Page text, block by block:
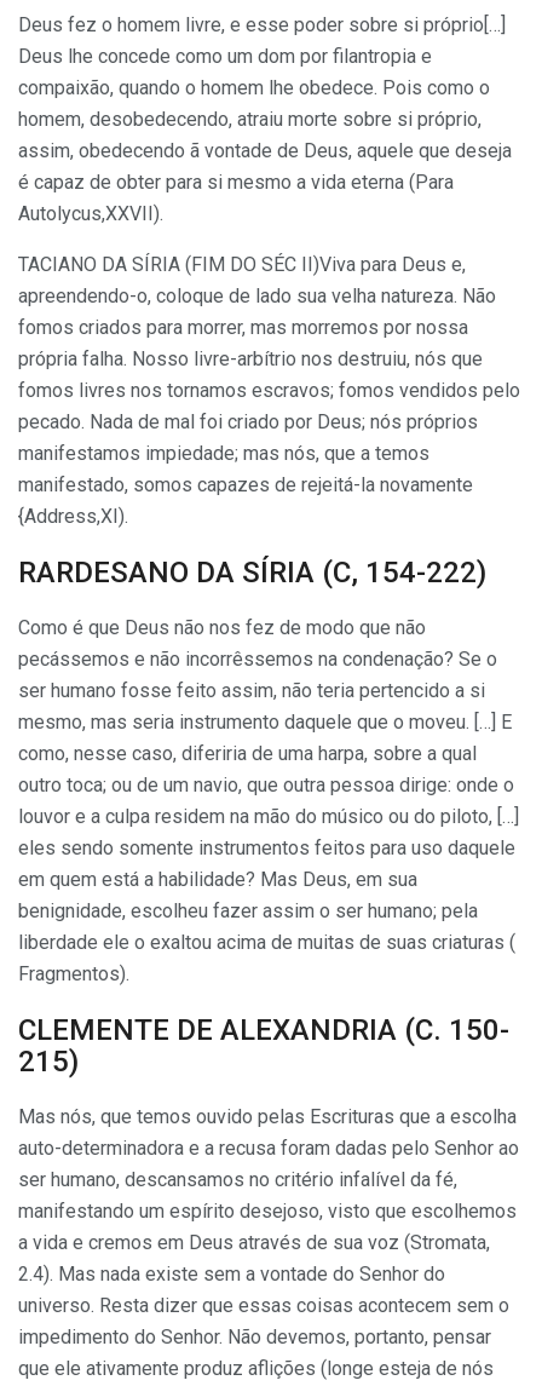
Deus fez o homem livre, e esse poder sobre si próprio[…]
Deus lhe concede como um dom por filantropia e
compaixão, quando o homem lhe obedece. Pois como o
homem, desobedecendo, atraiu morte sobre si próprio,
assim, obedecendo ã vontade de Deus, aquele que deseja
é capaz de obter para si mesmo a vida eterna (Para
Autolycus,XXVII).
TACIANO DA SÍRIA (FIM DO SÉC II)Viva para Deus e,
apreendendo-o, coloque de lado sua velha natu­reza. Não
fomos criados para morrer, mas morremos por nossa
própria falha. Nosso livre-arbítrio nos destruiu, nós que
fomos livres nos tornamos escravos; fomos vendidos pelo
pecado. Nada de mal foi criado por Deus; nós próprios
manifestamos impiedade; mas nós, que a temos
manifestado, somos capazes de rejeitá-la novamente
{Address,XI).
RARDESANO DA SÍRIA (C, 154-222)
Como é que Deus não nos fez de modo que não
pecássemos e não incorrêssemos na condenação? Se o
ser humano fosse feito as­sim, não teria pertencido a si
mesmo, mas seria instrumento daquele que o moveu. […] E
como, nesse caso, diferiria de uma harpa, sobre a qual
outro toca; ou de um navio, que outra pessoa dirige: onde o
louvor e a culpa residem na mão do músico ou do piloto, […]
eles sendo somente instrumentos feitos para uso daquele
em quem está a habilidade? Mas Deus, em sua
benignidade, escolheu fazer assim o ser humano; pela
liberdade ele o exaltou acima de muitas de suas criaturas (
Fragmentos).
CLEMENTE DE ALEXANDRIA (C. 150-
215)
Mas nós, que temos ouvido pelas Escrituras que a escolha
auto-determinadora e a recusa foram dadas pelo Senhor ao
ser humano, descansamos no critério infalível da fé,
manifestando um espírito desejoso, visto que escolhemos
a vida e cremos em Deus através de sua voz (Stromata,
2.4). Mas nada existe sem a vontade do Senhor do
universo. Resta dizer que essas coisas acontecem sem o
impedimento do Senhor. Não deve­mos, portanto, pensar
que ele ativamente produz aflições (longe esteja de nós